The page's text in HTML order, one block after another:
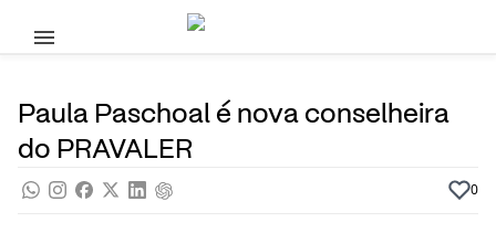
Pular para o conteúdo principal
Paula Paschoal é nova conselheira
do PRAVALER
0